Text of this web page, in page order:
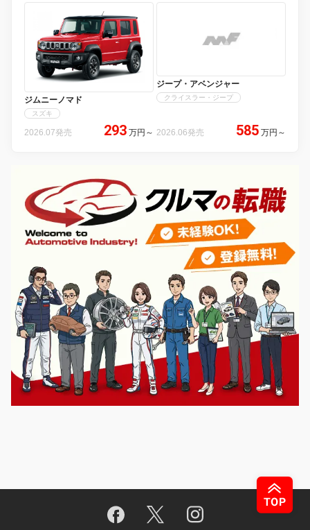
ジムニーノマド
スズキ
2026.07発売 293 万円 ～
ジープ・アベンジャー
クライスラー・ジープ
2026.06発売 585 万円 ～